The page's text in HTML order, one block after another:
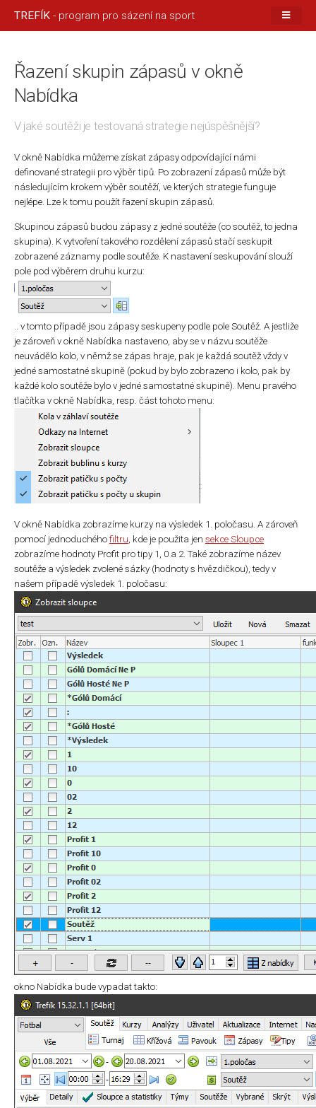
TREFÍK - program pro sázení na sport
Řazení skupin zápasů v okně
Nabídka
V jaké soutěži je testovaná strategie nejúspěšnější?
V okně Nabídka můžeme získat zápasy odpovídající námi
definované strategii pro výběr tipů. Po zobrazení zápasů může být
následujícím krokem výběr soutěží, ve kterých strategie funguje
nejlépe. Lze k tomu použít řazení skupin zápasů.
Skupinou zápasů budou zápasy z jedné soutěže (co soutěž, to jedna
skupina). K vytvoření takového rozdělení zápasů stačí seskupit
zobrazené záznamy podle soutěže. K nastavení seskupování slouží
pole pod výběrem druhu kurzu:
.. v tomto případě jsou zápasy seskupeny podle pole Soutěž. A jestliže
je zároveň v okně Nabídka nastaveno, aby se v názvu soutěže
neuvádělo kolo, v němž se zápas hraje, pak je každá soutěž vždy v
jedné samostatné skupině (pokud by bylo zobrazeno i kolo, pak by
každé kolo soutěže bylo v jedné samostatné skupině). Menu pravého
tlačítka v okně Nabídka, resp. část tohoto menu:
V okně Nabídka zobrazíme kurzy na výsledek 1. poločasu. A zároveň
pomocí jednoduchého filtru , kde je použita jen sekce Sloupce
zobrazíme hodnoty Profit pro tipy 1, 0 a 2. Také zobrazíme název
soutěže a výsledek zvolené sázky (hodnoty s hvězdičkou), tedy v
našem případě výsledek 1. poločasu:
okno Nabídka bude vypadat takto: